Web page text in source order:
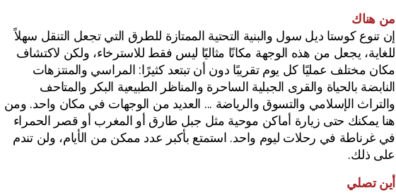
من هناك
إن تنوع كوستا ديل سول والبنية التحتية الممتازة للطرق التي تجعل التنقل سهلاً
للغاية، يجعل من هذه الوجهة مكانًا مثاليًا ليس فقط للاسترخاء، ولكن لاكتشاف
مكان مختلف عمليًا كل يوم تقريبًا دون أن تبتعد كثيرًا: المراسي والمنتزهات
النابضة بالحياة والقرى الجبلية الساحرة والمناظر الطبيعية البكر والمتاحف
والتراث الإسلامي والتسوق والرياضة ... العديد من الوجهات في مكان واحد. ومن
هنا يمكنك حتى زيارة أماكن موحية مثل جبل طارق أو المغرب أو قصر الحمراء
في غرناطة في رحلات ليوم واحد. استمتع بأكبر عدد ممكن من الأيام، ولن تندم
على ذلك.
أين تصلي